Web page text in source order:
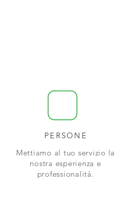
PERSONE
Mettiamo al tuo servizio la
nostra esperienza e
professionalità.